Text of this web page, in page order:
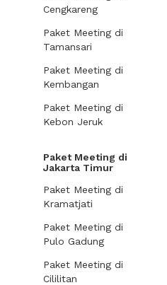
Cengkareng
Paket Meeting di
Tamansari
Paket Meeting di
Kembangan
Paket Meeting di
Kebon Jeruk
Paket Meeting di
Jakarta Timur
Paket Meeting di
Kramatjati
Paket Meeting di
Pulo Gadung
Paket Meeting di
Cililitan